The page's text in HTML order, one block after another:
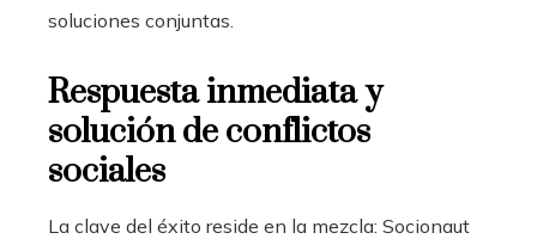
soluciones conjuntas.
Respuesta inmediata y
solución de conflictos
sociales
La clave del éxito reside en la mezcla: Socionaut